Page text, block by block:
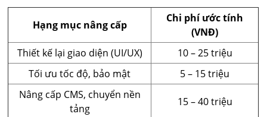
Hạng mục nâng cấp
Chi phí ước tính
(VNĐ)
Thiết kế lại giao diện (UI/UX)
10 – 25 triệu
Tối ưu tốc độ, bảo mật
5 – 15 triệu
Nâng cấp CMS, chuyển nền
tảng
15 – 40 triệu